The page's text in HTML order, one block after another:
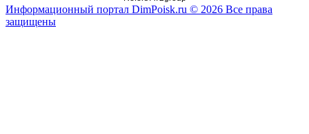
Информационный портал DimPoisk.ru © 2026 Все права
защищены